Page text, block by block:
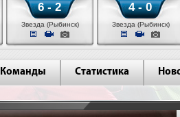
6 - 2
Звезда (Рыбинск)
4 - 0
Звезда (Рыбинск)
Команды Статистика